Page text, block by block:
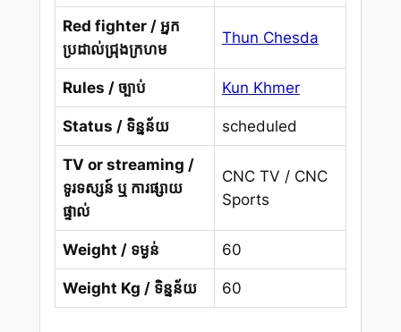
Red fighter / អ្នក
ប្រដាល់ជ្រុងក្រហម
Thun Chesda
Rules / ច្បាប់ Kun Khmer
Status / ទិន្នន័យ scheduled
TV or streaming /
ទូរទស្សន៍ ឬ ការផ្សាយ
ផ្ទាល់
CNC TV / CNC
Sports
Weight / ទម្ងន់ 60
Weight Kg / ទិន្នន័យ 60